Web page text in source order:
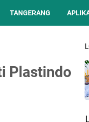
TANGERANG
Plastindo